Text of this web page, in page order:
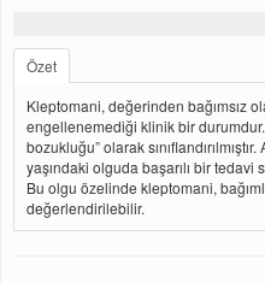
Özet
Kleptomani, değerinden bağımsız
engellenemediği klinik bir
bozukluğu” olarak
yaşındaki olguda başarılı bir
Bu olgu özelinde kleptomani,
değerlendirilebilir.